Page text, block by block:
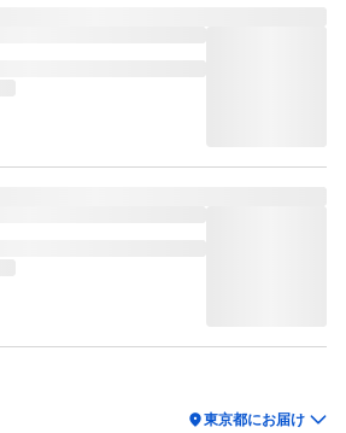
location_on東京都にお届け